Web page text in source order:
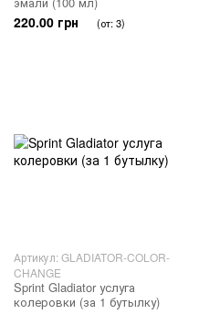
220.00 грн (от: 3)
Артикул: GLADIATOR-COLOR-
CHANGE
Sprint Gladiator услуга
колеровки (за 1 бутылку)